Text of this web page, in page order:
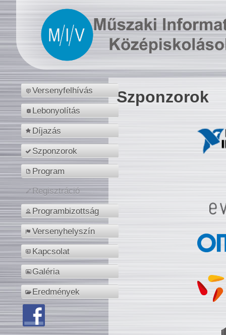
Versenyfelhívás
Lebonyolítás
Díjazás
Szponzorok
Program
Regisztráció
Programbizottság
Versenyhelyszín
Kapcsolat
Galéria
Eredmények
Szponzorok